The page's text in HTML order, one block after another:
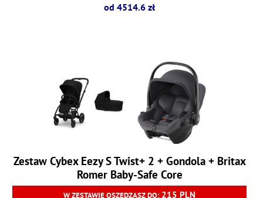
od 4514.6 zł
Zestaw Cybex Eezy S Twist+ 2 + Gondola + Britax
Romer Baby-Safe Core
W ZESTAWIE OSZĘDZASZ DO: 215 PLN